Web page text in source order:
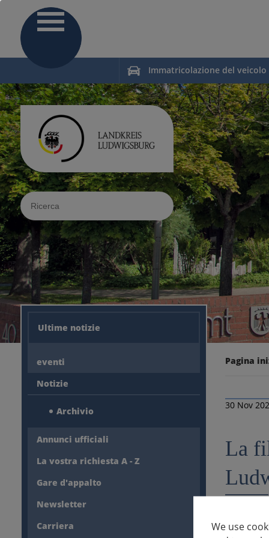
Immatricolazione del veicolo
Sucheingabe
Ultime notizie
eventi
Notizie
Archivio
Annunci ufficiali
La vostra richiesta A - Z
Gare d'appalto
Newsletter
Carriera
Pagina
30 Nov
La
L'ufficio
Sono in
We use